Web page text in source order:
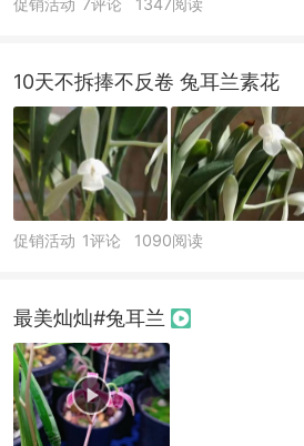
10天不拆捧不反卷 兔耳兰素花
促销活动 1评论 1090阅读
最美灿灿#兔耳兰